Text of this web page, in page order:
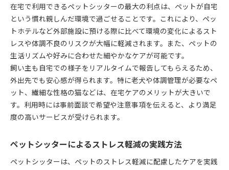
在宅で利用できるペットシッターの最大の利点は、ペットが自宅
という慣れ親しんだ環境で過ごせることです。これにより、ペッ
トホテルなど外部施設に預ける際に比べて環境の変化によるスト
レスや体調不良のリスクが大幅に軽減されます。また、ペットの
生活リズムや好みに合わせた細やかなケアが可能です。
飼い主も自宅での様子をリアルタイムで報告してもらえるため、
外出先でも安心感が得られます。特に老犬や体調管理が必要なペ
ット、繊細な性格の猫などは、在宅ケアのメリットが大きいで
す。利用時には事前面談で希望や注意事項を伝えると、より満足
度の高いサービスが受けられます。
ペットシッターによるストレス軽減の実践方法
ペットシッターは、ペットのストレス軽減に配慮したケアを実践